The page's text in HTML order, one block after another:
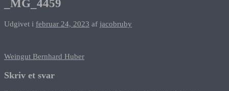
_MG_4459
Udgivet i februar 24, 2023 af jacobruby
Indlægsnavigation
Weingut Bernhard Huber
Skriv et svar